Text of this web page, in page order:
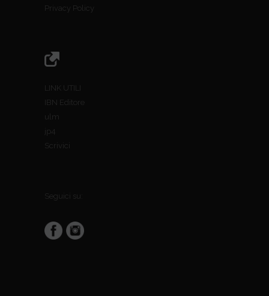
Privacy Policy
LINK UTILI
IBN Editore
ulm
jp4
Scrivici
Seguici su: